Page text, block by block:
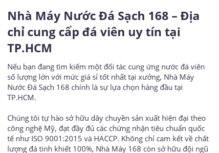
Nhà Máy Nước Đá Sạch 168 – Địa
chỉ cung cấp đá viên uy tín tại
TP.HCM​
Nếu bạn đang tìm kiếm một đối tác cung ứng nước đá viên
số lượng lớn với mức giá sỉ tốt nhất tại xưởng, Nhà Máy
Nước Đá Sạch 168 chính là sự lựa chọn hàng đầu tại
TP.HCM.
Chúng tôi tự hào sở hữu dây chuyền sản xuất hiện đại theo
công nghệ Mỹ, đạt đầy đủ các chứng nhận tiêu chuẩn quốc
tế như ISO 9001:2015 và HACCP. Không chỉ cam kết về chất
lượng đá tinh khiết 100%, Nhà Máy 168 còn sở hữu đội ngũ